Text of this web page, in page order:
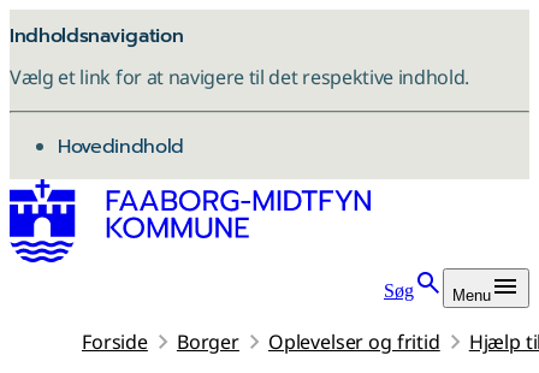
Indholdsnavigation
Vælg et link for at navigere til det respektive indhold.
gå til
Hovedindhold
Søg Menu
Forside Borger Oplevelser og fritid Hjælp